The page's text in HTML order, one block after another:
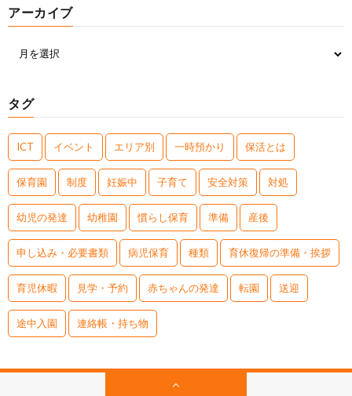
アーカイブ
タグ
ICT イベント エリア別 一時預かり 保活とは
保育園 制度 妊娠中 子育て 安全対策 対処
幼児の発達 幼稚園 慣らし保育 準備 産後
申し込み・必要書類 病児保育 種類 育休復帰の準備・挨拶
育児休暇 見学・予約 赤ちゃんの発達 転園 送迎
途中入園 連絡帳・持ち物